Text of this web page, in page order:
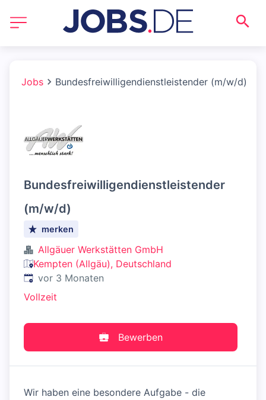
Jobs Bundesfreiwilligendienstleistender (m/w/d)
Bundesfreiwilligendienstleistender
(m/w/d)
merken
Allgäuer Werkstätten GmbH
Kempten (Allgäu), Deutschland
Veröffentlicht:
vor 3 Monaten
Vollzeit
Bewerben
Wir haben eine besondere Aufgabe - die